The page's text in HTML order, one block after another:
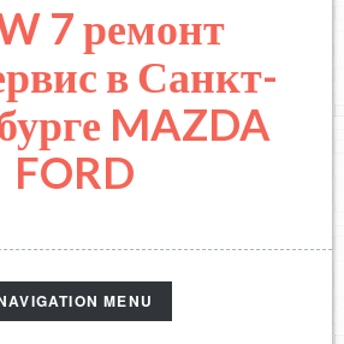
7 ремонт
в Санкт-
MAZDA
FORD
MENU